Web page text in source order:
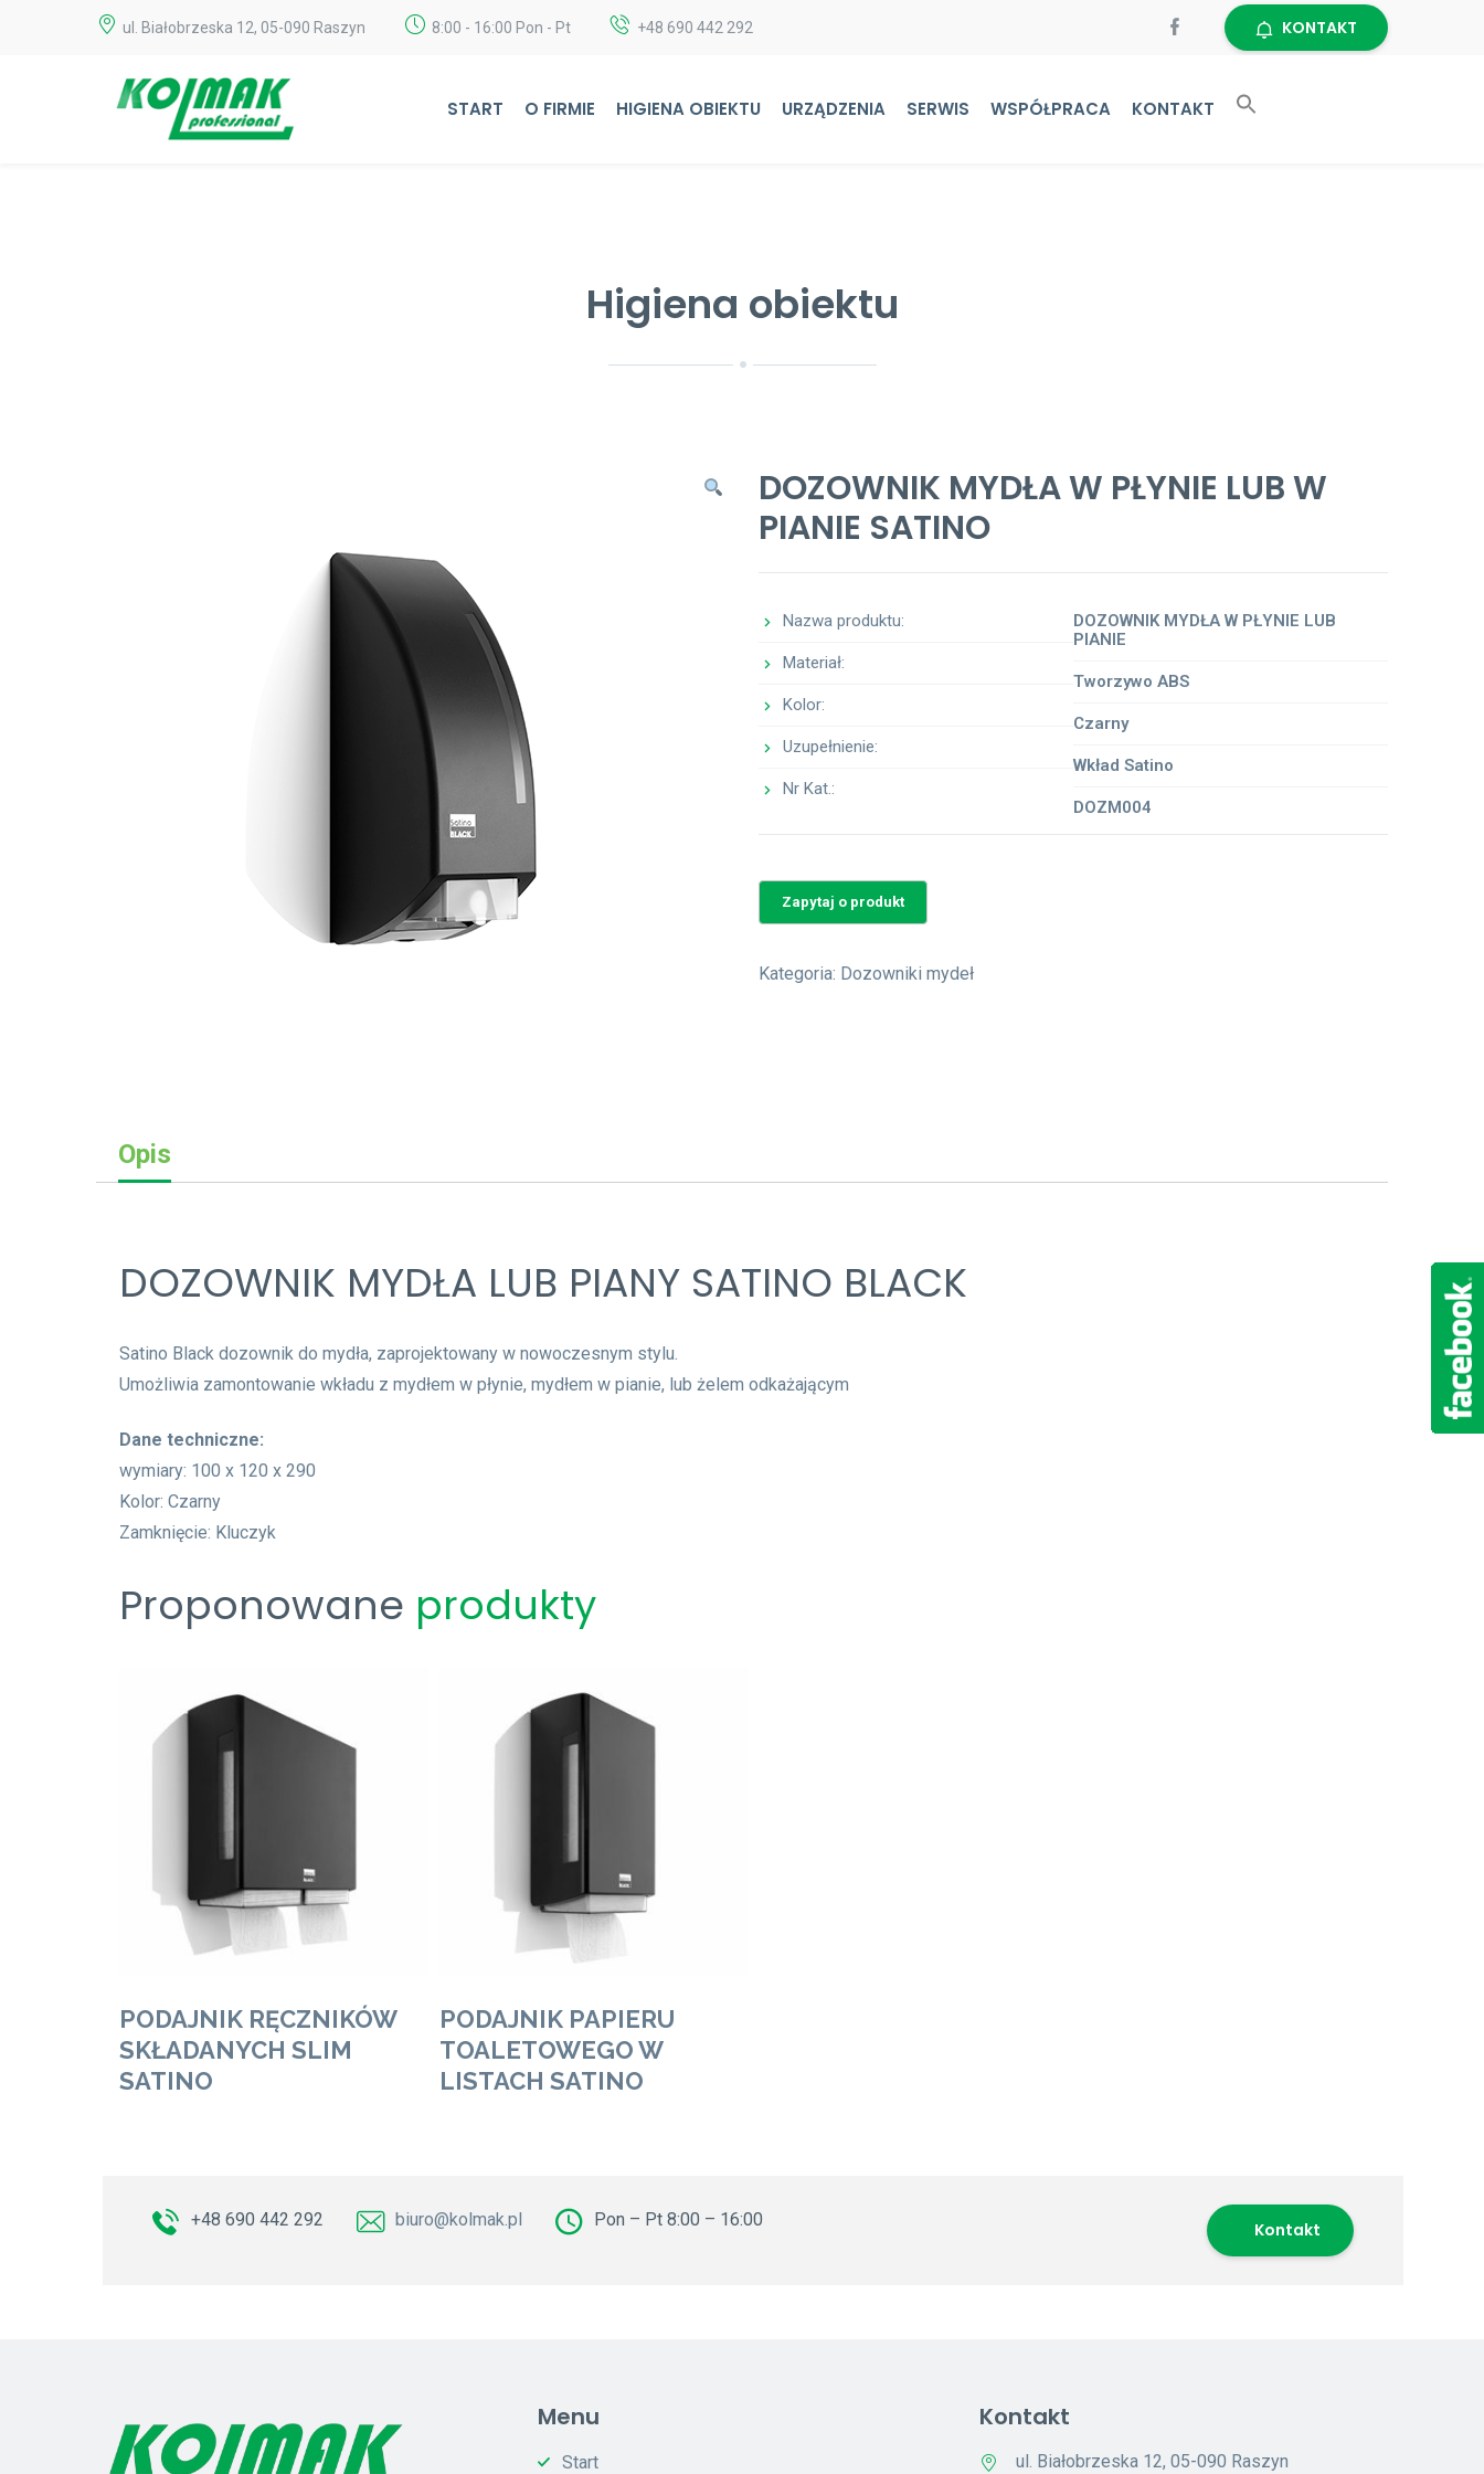
ul. Białobrzeska 12, 05-090 Raszyn 8:00 - 16:00 Pon - Pt +48 690 442 292 KONTAKT
START O FIRMIE HIGIENA OBIEKTU URZĄDZENIA SERWIS WSPÓŁPRACA KONTAKT
Higiena obiektu
DOZOWNIK MYDŁA W PŁYNIE LUB W
PIANIE SATINO
Nazwa produktu:
Materiał:
Kolor:
Uzupełnienie:
Nr Kat.:
DOZOWNIK MYDŁA W PŁYNIE LUB
PIANIE
Tworzywo ABS
Czarny
Wkład Satino
DOZM004
Kategoria: Dozowniki mydeł
Opis
DOZOWNIK MYDŁA LUB PIANY SATINO BLACK
Satino Black dozownik do mydła, zaprojektowany w nowoczesnym stylu.
Umożliwia zamontowanie wkładu z mydłem w płynie, mydłem w pianie, lub żelem odkażającym
Dane techniczne:
wymiary: 100 x 120 x 290
Kolor: Czarny
Zamknięcie: Kluczyk
Proponowane produkty
PODAJNIK RĘCZNIKÓW
SKŁADANYCH SLIM
SATINO
PODAJNIK PAPIERU
TOALETOWEGO W
LISTACH SATINO
+48 690 442 292 biuro@kolmak.pl Pon – Pt 8:00 – 16:00 Kontakt
Menu
Start
Kontakt
ul. Białobrzeska 12, 05-090 Raszyn